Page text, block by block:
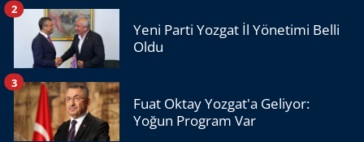
Yeni Parti Yozgat İl Yönetimi Belli
Oldu
2
Fuat Oktay Yozgat'a Geliyor:
Yoğun Program Var
3